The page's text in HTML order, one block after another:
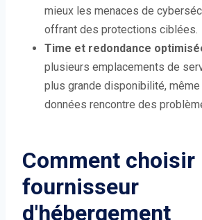
mieux les menaces de
offrant des protections ciblées.
Time et redondance
plusieurs emplacements de
plus grande disponibilité,
données rencontre des
Comment choisir
fournisseur
d'hébergement